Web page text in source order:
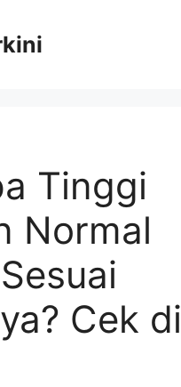
Tinggi
Normal
Cek di